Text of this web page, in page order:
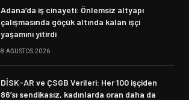
Adana’da iş cinayeti: Önlemsiz altyapı
çalışmasında göçük altında kalan işçi
yaşamını yitirdi
8 AĞUSTOS 2026
DİSK-AR ve ÇSGB Verileri: Her 100 işçiden
86’sı sendikasız, kadınlarda oran daha da